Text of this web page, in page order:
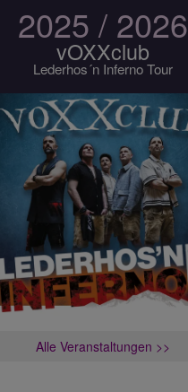
2025 / 2026
vOXXclub
Lederhos´n Inferno Tour
Alle Veranstaltungen >>